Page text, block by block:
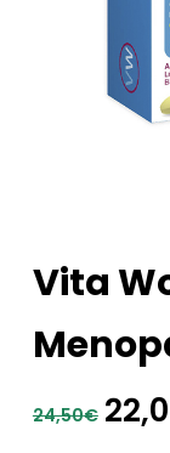
Vita
24,50€ El